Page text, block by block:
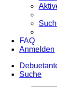
FAQ
Anmelden
Suche